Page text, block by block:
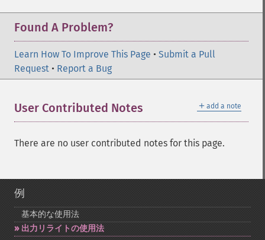
Found A Problem?
Learn How To Improve This Page • Submit a Pull
Request • Report a Bug
＋ add a note
User Contributed Notes
There are no user contributed notes for this page.
例
基本的な使用法
出力リライトの使用法